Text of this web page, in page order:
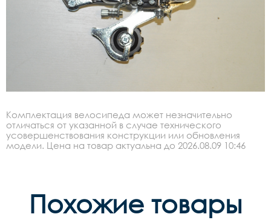
Комплектация велосипеда может незначительно
отличаться от указанной в случае технического
усовершенствования конструкции или обновления
модели. Цена на товар актуальна до 2026.08.09 10:46
Похожие товары